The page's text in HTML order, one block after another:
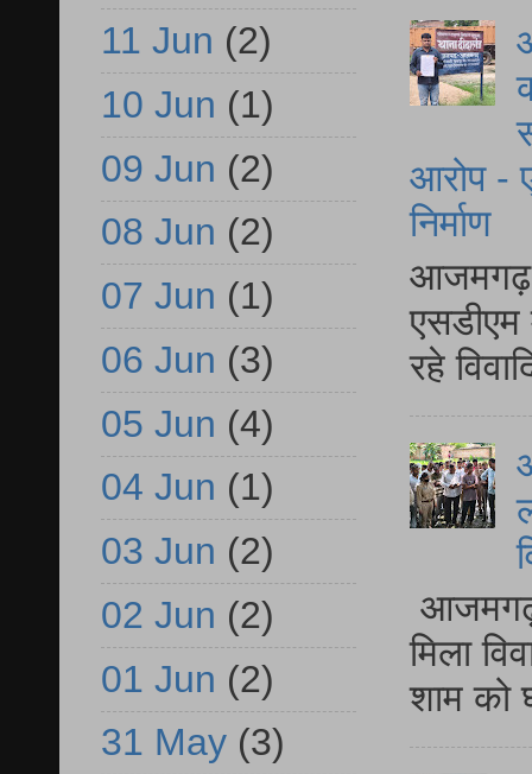
आरोप -
निर्माण
आजमगढ़
एसडीएम
रहे
आजमगढ़
मिला
शाम को
11 Jun (2)
10 Jun (1)
09 Jun (2)
08 Jun (2)
07 Jun (1)
06 Jun (3)
05 Jun (4)
04 Jun (1)
03 Jun (2)
02 Jun (2)
01 Jun (2)
31 May (3)